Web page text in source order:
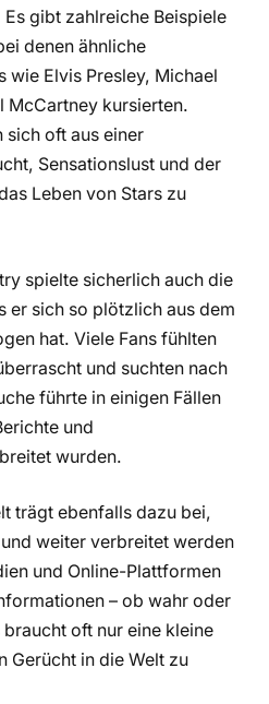
gibt zahlreiche Beispiele
denen ähnliche
wie Elvis Presley, Michael
McCartney kursierten.
sich oft aus einer
Sensationslust und der
Leben von Stars zu
spielte sicherlich auch die
er sich so plötzlich aus dem
hat. Viele Fans fühlten
und suchten nach
führte in einigen Fällen
und
wurden.
trägt ebenfalls dazu bei,
weiter verbreitet werden
und Online-Plattformen
– ob wahr oder
oft nur eine kleine
Gerücht in die Welt zu